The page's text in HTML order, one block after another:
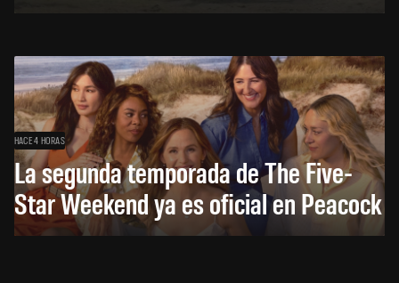
HACE 4 HORAS
La segunda temporada de The Five-
Star Weekend ya es oficial en Peacock